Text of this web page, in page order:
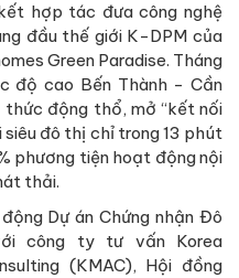
hợp tác đưa công nghệ
đầu thế giới K-DPM của
Green Paradise. Tháng
độ cao Bến Thành - Cần
thức động thổ, mở “kết nối
đô thị chỉ trong 13 phút
phương tiện hoạt động nội
thải.
Dự án Chứng nhận Đô
công ty tư vấn Korea
(KMAC), Hội đồng